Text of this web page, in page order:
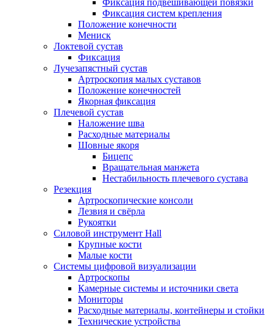
Фиксация подвешивающей повязки
Фиксация систем крепления
Положение конечности
Мениск
Локтевой сустав
Фиксация
Лучезапястный сустав
Артроскопия малых суставов
Положение конечностей
Якорная фиксация
Плечевой сустав
Наложение шва
Расходные материалы
Шовные якоря
Бицепс
Вращательная манжета
Нестабильность плечевого сустава
Резекция
Артроскопические консоли
Лезвия и свёрла
Рукоятки
Силовой инструмент Hall
Крупные кости
Малые кости
Системы цифровой визуализации
Артроскопы
Камерные системы и источники света
Мониторы
Расходные материалы, контейнеры и стойки
Технические устройства